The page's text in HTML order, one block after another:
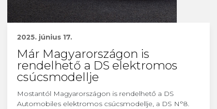
2025. június 17.
Már Magyarországon is
rendelhető a DS elektromos
csúcsmodellje
Mostantól Magyarországon is rendelhető a DS
Automobiles elektromos csúcsmodellje, a DS N°8.